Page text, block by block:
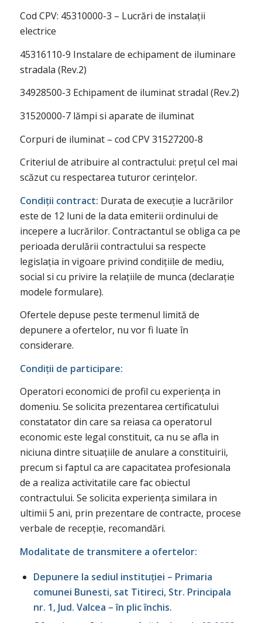
Cod CPV: 45310000-3 – Lucrări de instalații
electrice
45316110-9 Instalare de echipament de iluminare
stradala (Rev.2)
34928500-3 Echipament de iluminat stradal (Rev.2)
31520000-7 lămpi si aparate de iluminat
Corpuri de iluminat – cod CPV 31527200-8
Criteriul de atribuire al contractului: prețul cel mai
scăzut cu respectarea tuturor cerințelor.
Condiții contract: Durata de execuție a lucrărilor
este de 12 luni de la data emiterii ordinului de
incepere a lucrărilor. Contractantul se obliga ca pe
perioada derulării contractului sa respecte
legislația in vigoare privind condițiile de mediu,
social si cu privire la relațiile de munca (declarație
modele formulare).
Ofertele depuse peste termenul limită de
depunere a ofertelor, nu vor fi luate în
considerare.
Condiții de participare:
Operatori economici de profil cu experiența in
domeniu. Se solicita prezentarea certificatului
constatator din care sa reiasa ca operatorul
economic este legal constituit, ca nu se afla in
niciuna dintre situațiile de anulare a constituirii,
precum si faptul ca are capacitatea profesionala
de a realiza activitatile care fac obiectul
contractului. Se solicita experiența similara in
ultimii 5 ani, prin prezentare de contracte, procese
verbale de recepție, recomandări.
Modalitate de transmitere a ofertelor:
Depunere la sediul instituției – Primaria
comunei Bunesti, sat Titireci, Str. Principala
nr. 1, Jud. Valcea – în plic închis.